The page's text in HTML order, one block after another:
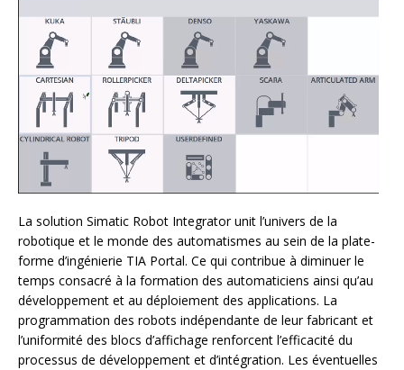
La solution Simatic Robot Integrator unit l’univers de la
robotique et le monde des automatismes au sein de la plate-
forme d’ingénierie TIA Portal. Ce qui contribue à diminuer le
temps consacré à la formation des automaticiens ainsi qu’au
développement et au déploiement des applications. La
programmation des robots indépendante de leur fabricant et
l’uniformité des blocs d’affichage renforcent l’efficacité du
processus de développement et d’intégration. Les éventuelles